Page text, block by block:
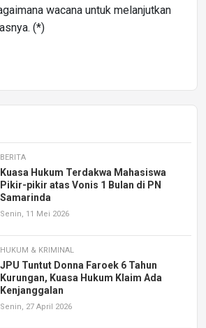
wacana untuk melanjutkan
(*)
BERITA
Kuasa Hukum Terdakwa Mahasiswa
Pikir-pikir atas Vonis 1 Bulan di PN
Samarinda
Senin, 11 Mei 2026
HUKUM & KRIMINAL
JPU Tuntut Donna Faroek 6 Tahun
Kurungan, Kuasa Hukum Klaim Ada
Kenjanggalan
Senin, 27 April 2026